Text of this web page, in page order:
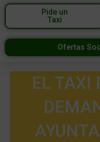
Pide un
Taxi
Ofertas
EL TAXI